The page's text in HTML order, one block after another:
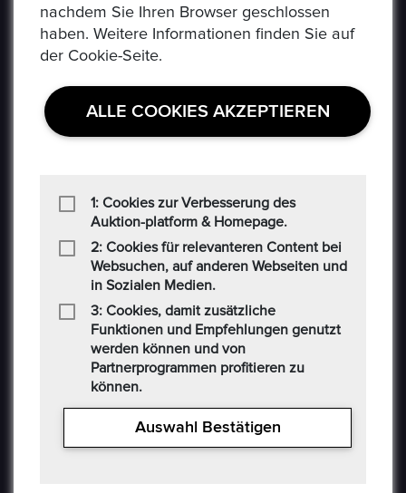
USEFUL LINKS
Datenschutzerklaerung
Häufig Gestellte Fragen
Verkäufer Richtlinien
Impressum
Kommissionsgebühren
Allgemeine Bestimmungen
Haftungsausschluss
nachdem Sie Ihren Browser geschlossen
haben. Weitere Informationen finden Sie auf
der Cookie-Seite.
ALLE COOKIES AKZEPTIEREN
1: Cookies zur Verbesserung des
Auktion-platform & Homepage.
2: Cookies für relevanteren Content bei
Websuchen, auf anderen Webseiten und
in Sozialen Medien.
3: Cookies, damit zusätzliche
Funktionen und Empfehlungen genutzt
werden können und von
Partnerprogrammen profitieren zu
können.
Auswahl Bestätigen